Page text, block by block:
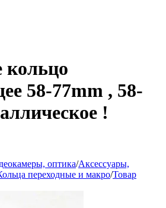
кольцо
58-77mm , 58-
!
оптика/Аксессуары,
переходные и макро/Товар